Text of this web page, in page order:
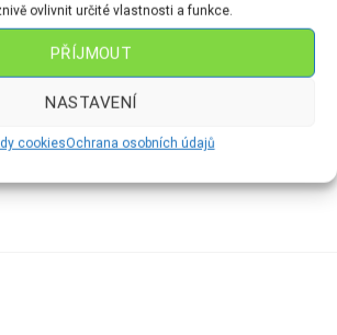
ovlivnit určité vlastnosti a funkce.
PŘÍJMOUT
NASTAVENÍ
cookiesOchrana osobních údajů
149Kč